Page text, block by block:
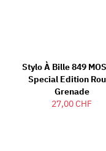
Stylo À Bille 849
Special Edition
Grenade
27,00 CHF